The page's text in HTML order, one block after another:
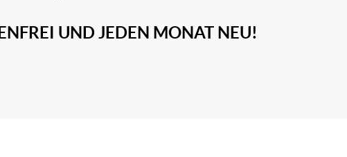
UND JEDEN MONAT NEU!